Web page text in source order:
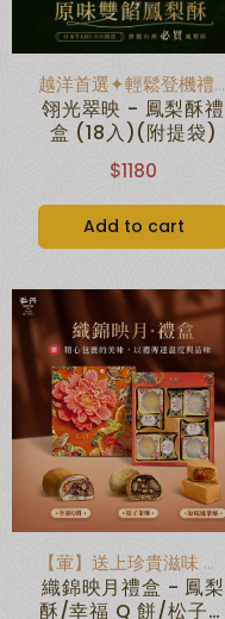
越洋首選✦輕鬆登機禮盒
翎光翠映 - 鳳梨酥禮
盒 (18入)(附提袋)
$1180
Add to cart
【葷】送上珍貴滋味 ✦心意滿載
織錦映月禮盒 - 鳳梨
酥/幸福 Q 餅/松子茶